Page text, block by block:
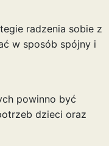
radzenia sobie z
w sposób spójny i
powinno być
dzieci oraz